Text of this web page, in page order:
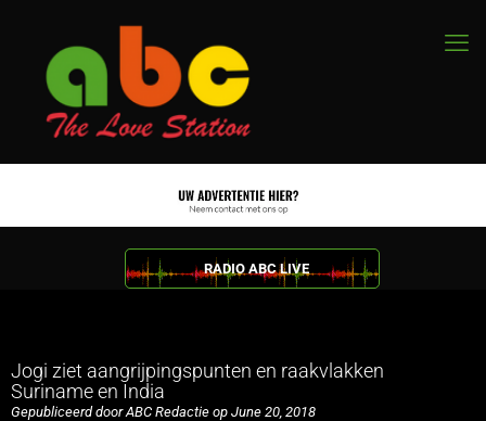
RADIO ABC LIVE
Jogi ziet aangrijpingspunten en raakvlakken
Suriname en India
Gepubliceerd door ABC Redactie op June 20, 2018